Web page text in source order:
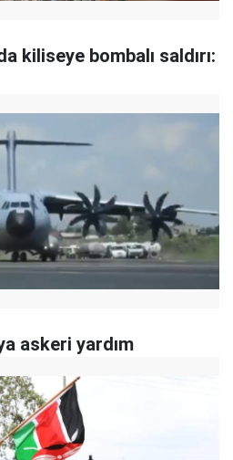
kiliseye bombalı saldırı:
askeri yardım